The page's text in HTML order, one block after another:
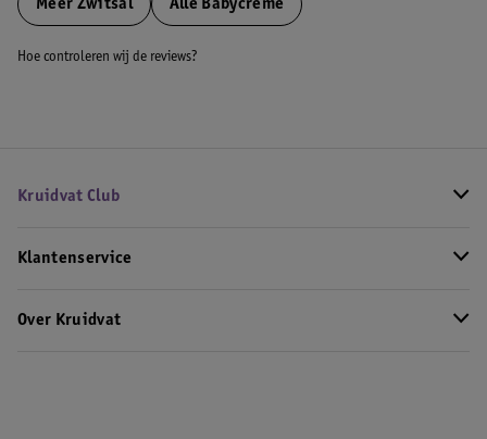
Meer Zwitsal Alle Babycreme
Hoe controleren wij de reviews?
Kruidvat Club
Klantenservice
Over Kruidvat